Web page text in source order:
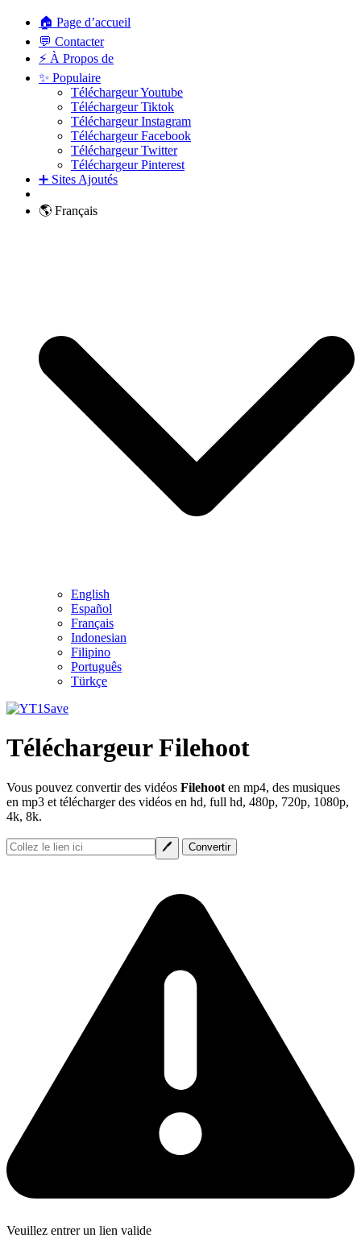
🏠 Page d’accueil
💬 Contacter
⚡ À Propos de
✨ Populaire
Téléchargeur Youtube
Téléchargeur Tiktok
Téléchargeur Instagram
Téléchargeur Facebook
Téléchargeur Twitter
Téléchargeur Pinterest
➕ Sites Ajoutés
🌎 Français
English
Español
Français
Indonesian
Filipino
Português
Türkçe
Téléchargeur Filehoot
Vous pouvez convertir des vidéos Filehoot en mp4, des musiques
en mp3 et télécharger des vidéos en hd, full hd, 480p, 720p, 1080p,
4k, 8k.
Veuillez entrer un lien valide